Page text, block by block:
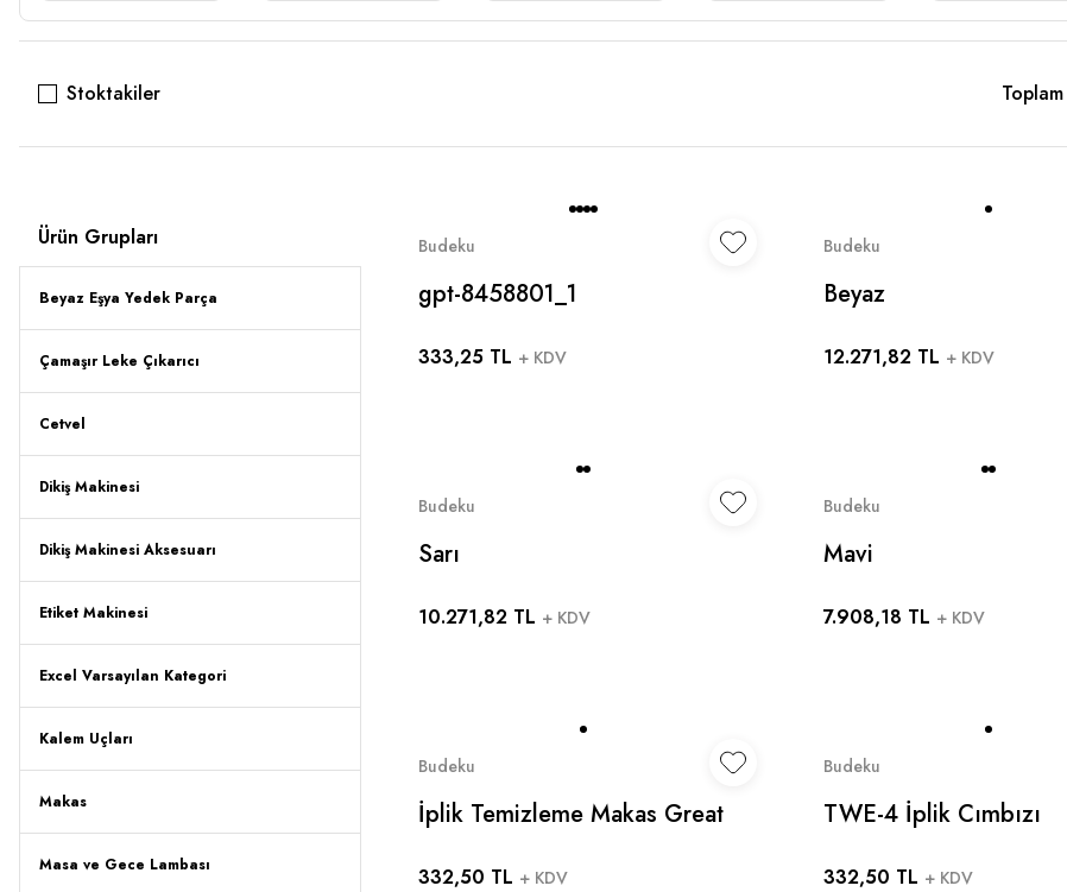
Stoktakiler
Ürün Grupları
Beyaz Eşya Yedek Parça
Çamaşır Leke Çıkarıcı
Cetvel
Dikiş Makinesi
Dikiş Makinesi Aksesuarı
Etiket Makinesi
Excel Varsayılan Kategori
Kalem Uçları
Makas
Masa ve Gece Lambası
Budeku
gpt-8458801_1
333,25 TL + KDV
Budeku
Beyaz
12.271,82 TL + KDV
Budeku
Sarı
10.271,82 TL + KDV
Budeku
Mavi
7.908,18 TL + KDV
Budeku
İplik Temizleme Makas Great
332,50 TL + KDV
Budeku
TWE-4 İplik Cımbızı
332,50 TL + KDV